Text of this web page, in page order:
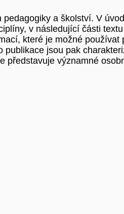
a školství. V
v následující části
které je možné používat
jsou pak
představuje významné